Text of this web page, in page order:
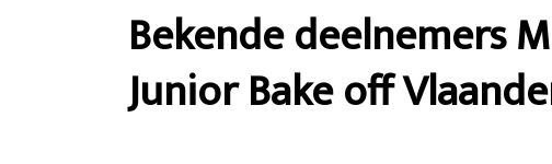
Bekende deelnemers
Junior Bake off